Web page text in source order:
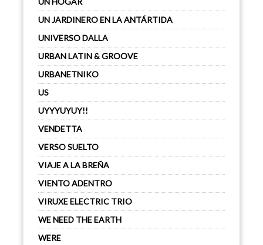
UN JARDINERO EN LA ANTÁRTIDA
UNIVERSO DALLA
URBAN LATIN & GROOVE
URBANETNIKO
US
UYYYUYUY!!
VENDETTA
VERSO SUELTO
VIAJE A LA BREÑA
VIENTO ADENTRO
VIRUXE ELECTRIC TRIO
WE NEED THE EARTH
WERE